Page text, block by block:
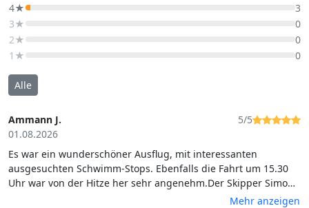
4★
3
3★
0
2★
0
1★
0
Alle
Ammann J.
01.08.2026
5/5
Es war ein wunderschöner Ausflug, mit interessanten
ausgesuchten Schwimm-Stops. Ebenfalls die Fahrt um 15.30
Uhr war von der Hitze her sehr angenehm.Der Skipper Simone
machte einen guten Job und informierte uns auf Englisch
Mehr anzeigen